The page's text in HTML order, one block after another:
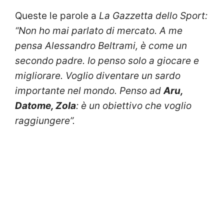
Queste le parole a La Gazzetta dello Sport:
“Non ho mai parlato di mercato. A me
pensa Alessandro Beltrami, è come un
secondo padre. Io penso solo a giocare e
migliorare. Voglio diventare un sardo
importante nel mondo. Penso adAru,
Datome, Zola: è un obiettivo che voglio
raggiungere”.